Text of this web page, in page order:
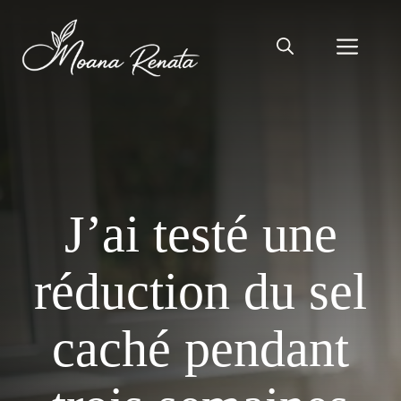
contenu
J’ai testé une
réduction du sel
caché pendant